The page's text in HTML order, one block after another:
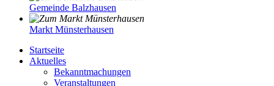
Gemeinde Balzhausen
Markt Münsterhausen
Startseite
Aktuelles
Bekanntmachungen
Veranstaltungen